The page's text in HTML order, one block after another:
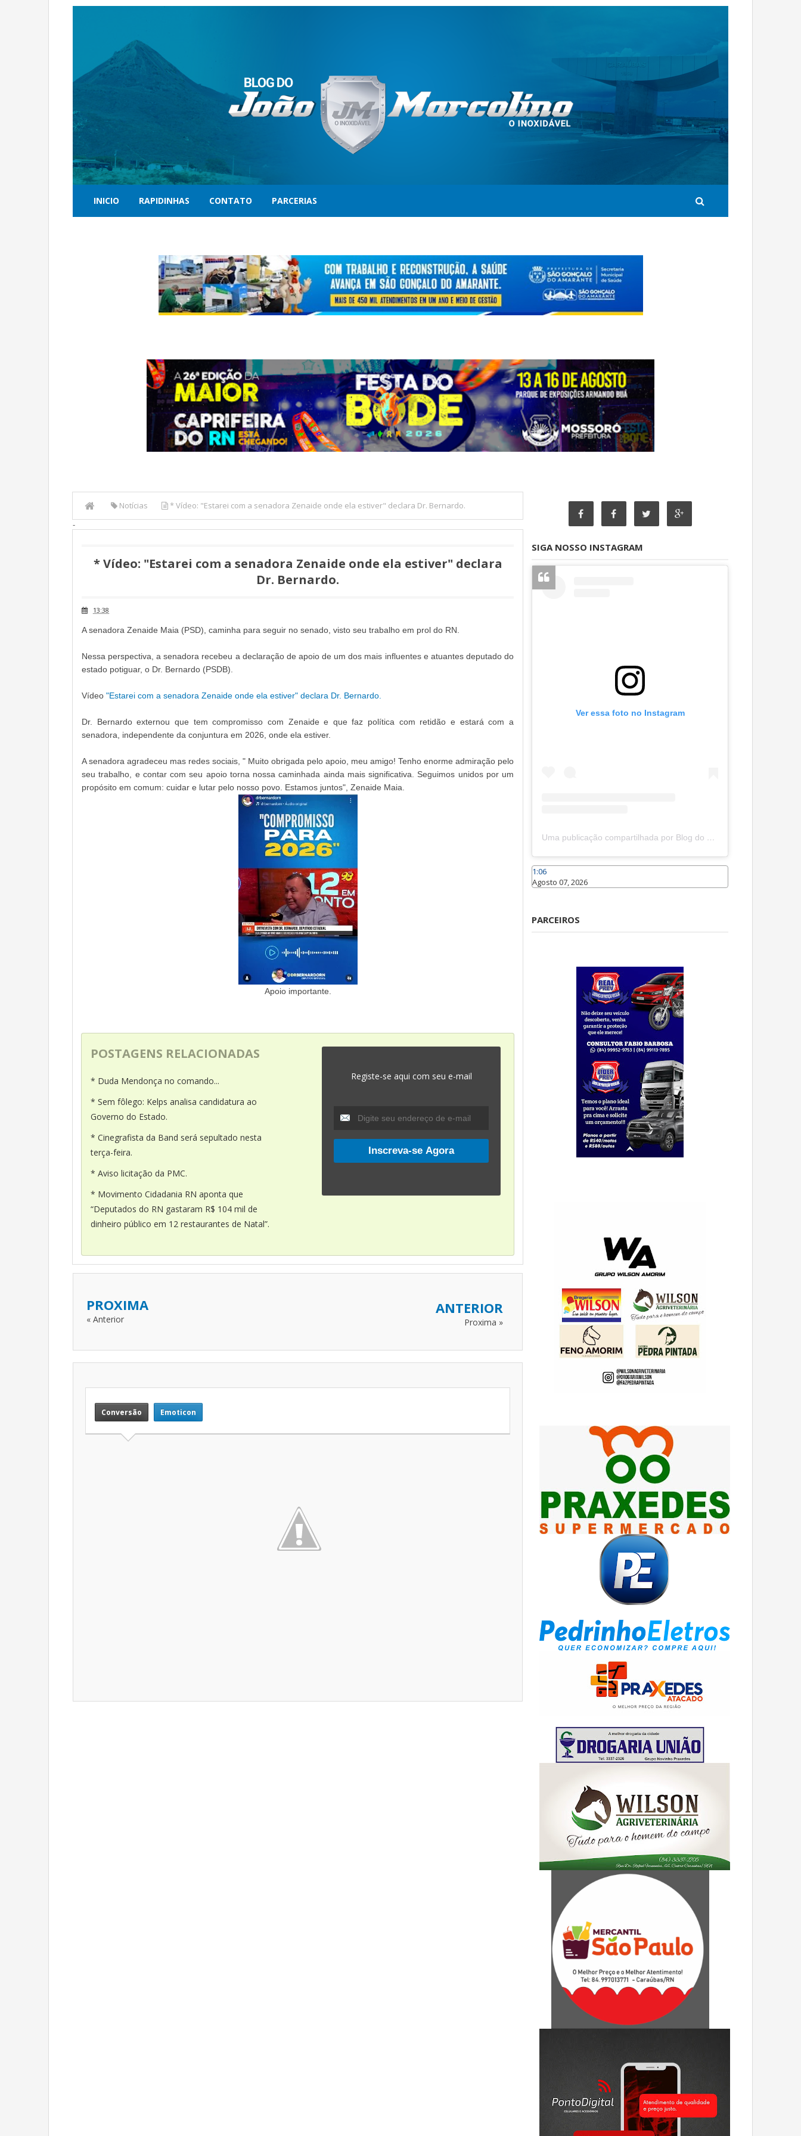
INICIO RAPIDINHAS CONTATO PARCERIAS
Notícias
* Vídeo: "Estarei com a senadora Zenaide onde ela estiver" declara Dr. Bernardo.
-
* Vídeo: "Estarei com a senadora Zenaide onde ela estiver" declara
Dr. Bernardo.
13:38
A senadora Zenaide Maia (PSD), caminha para seguir no senado, visto seu trabalho em prol do RN.
Nessa perspectiva, a senadora recebeu a declaração de apoio de um dos mais influentes e atuantes deputado do
estado potiguar, o Dr. Bernardo (PSDB).
Vídeo "Estarei com a senadora Zenaide onde ela estiver" declara Dr. Bernardo.
Dr. Bernardo externou que tem compromisso com Zenaide e que faz política com retidão e estará com a
senadora, independente da conjuntura em 2026, onde ela estiver.
A senadora agradeceu mas redes sociais, " Muito obrigada pelo apoio, meu amigo! Tenho enorme admiração pelo
seu trabalho, e contar com seu apoio torna nossa caminhada ainda mais significativa. Seguimos unidos por um
propósito em comum: cuidar e lutar pelo nosso povo. Estamos juntos", Zenaide Maia.
Apoio importante.
POSTAGENS RELACIONADAS
* Duda Mendonça no comando...
* Sem fôlego: Kelps analisa candidatura ao
Governo do Estado.
* Cinegrafista da Band será sepultado nesta
terça-feira.
* Aviso licitação da PMC.
* Movimento Cidadania RN aponta que
“Deputados do RN gastaram R$ 104 mil de
dinheiro público em 12 restaurantes de Natal”.
Registe-se aqui com seu e-mail
PROXIMA
« Anterior
ANTERIOR
Proxima »
Conversão Emoticon
SIGA NOSSO INSTAGRAM
Ver essa foto no Instagram
Uma publicação compartilhada por Blog do João Marcolino (@joaomarcolinoneto)
1:06
Agosto 07, 2026
PARCEIROS